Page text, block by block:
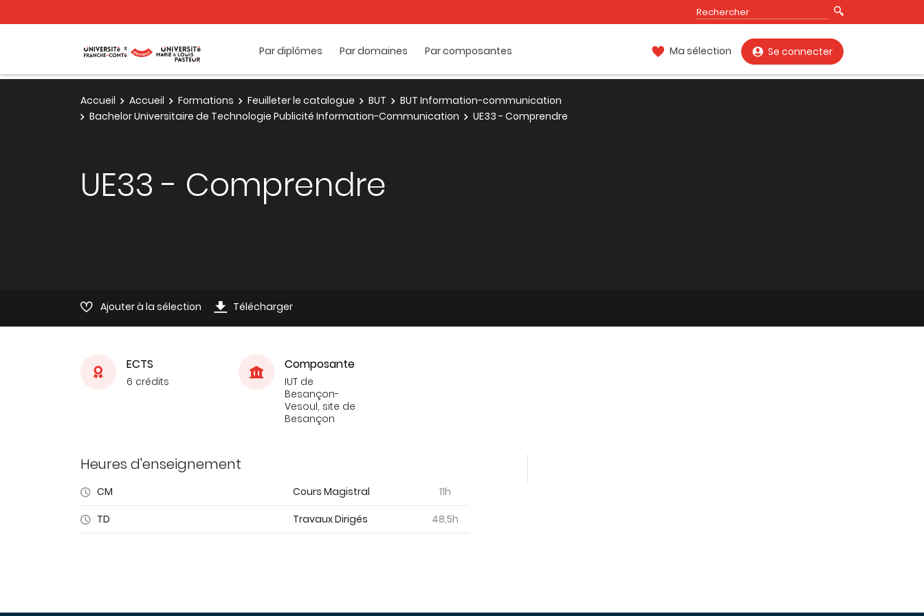
Par diplômes Par domaines Par composantes Ma sélection Se connecter
Accueil Accueil Formations Feuilleter le catalogue BUT
BUT Information-communication
Bachelor Universitaire de Technologie Publicité Information-Communication
UE33 - Comprendre
UE33 - Comprendre
Ajouter à la sélection Télécharger
ECTS
6 crédits
Composante
IUT de
Besançon-
Vesoul, site de
Besançon
Heures d'enseignement
CM Cours Magistral
11h
TD
Travaux Dirigés 48,5h